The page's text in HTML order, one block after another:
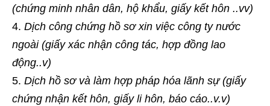
(chứng minh nhân dân, hộ khẩu, giấy kết hôn ..vv)
Dịch công chứng hồ sơ xin việc công ty nước
ngoài (giấy xác nhận công tác, hợp đồng lao
động..v)
Dịch hồ sơ và làm hợp pháp hóa lãnh sự (giấy
chứng nhận kết hôn, giấy li hôn, báo cáo..v.v)